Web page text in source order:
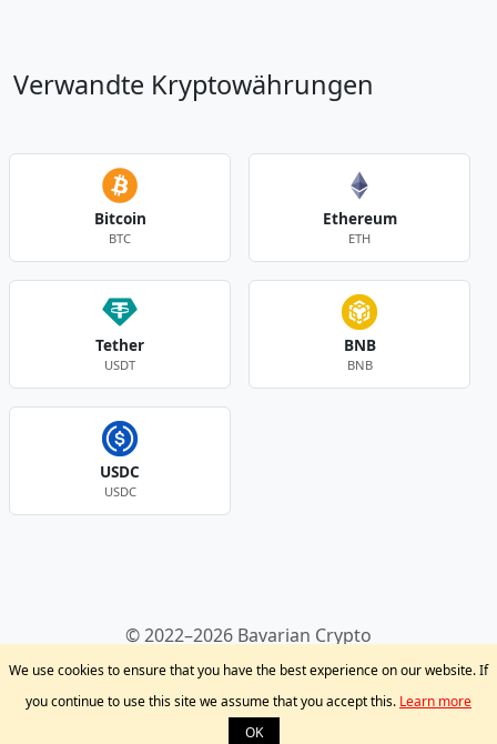
Verwandte Kryptowährungen
Bitcoin
BTC
Ethereum
ETH
Tether
USDT
BNB
BNB
USDC
USDC
© 2022–2026 Bavarian Crypto
Kryptowährungen
Privacy Policy
Disclaimer
Krypto Blog
Support
We use cookies to ensure that you have the best experience on our website. If
you continue to use this site we assume that you accept this. Learn more
OK